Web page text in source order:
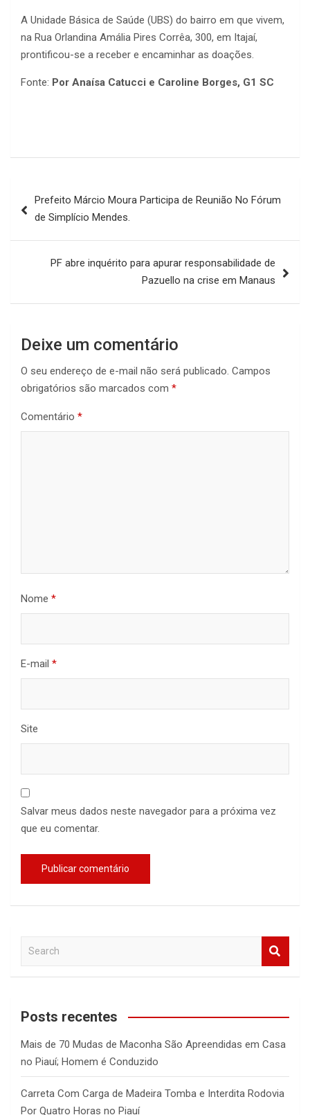
A Unidade Básica de Saúde (UBS) do bairro em que vivem,
na Rua Orlandina Amália Pires Corrêa, 300, em Itajaí,
prontificou-se a receber e encaminhar as doações.
Fonte: Por Anaísa Catucci e Caroline Borges, G1 SC
de
Prefeito Márcio Moura Participa de Reunião No Fórum
de Simplício Mendes.
PF abre inquérito para apurar responsabilidade de
Pazuello na crise em Manaus
Deixe um comentário
O seu endereço de e-mail não será publicado. Campos
obrigatórios são marcados com *
Comentário *
Nome *
E-mail *
Site
Salvar meus dados neste navegador para a próxima vez
que eu comentar.
a
c
Posts recentes
Mais de 70 Mudas de Maconha São Apreendidas em Casa
no Piauí; Homem é Conduzido
Carreta Com Carga de Madeira Tomba e Interdita Rodovia
Por Quatro Horas no Piauí